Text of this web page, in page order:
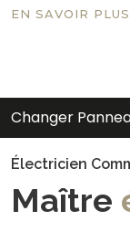
EN SAVOIR PLUS
Changer
Électricien
Maître